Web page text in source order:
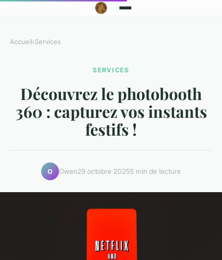
Accueil›Services
SERVICES
Découvrez le photobooth
360 : capturez vos instants
festifs !
O Owen29 octobre 20255 min de lecture